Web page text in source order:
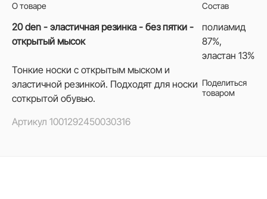
О товаре
20 den - эластичная резинка - без пятки -
открытый мысок
Тонкие носки с открытым мыском и
эластичной резинкой. Подходят для носки
cоткрытой обувью.
Артикул 1001292450030316
Состав
полиамид
87%,
эластан 13%
Поделиться
товаром